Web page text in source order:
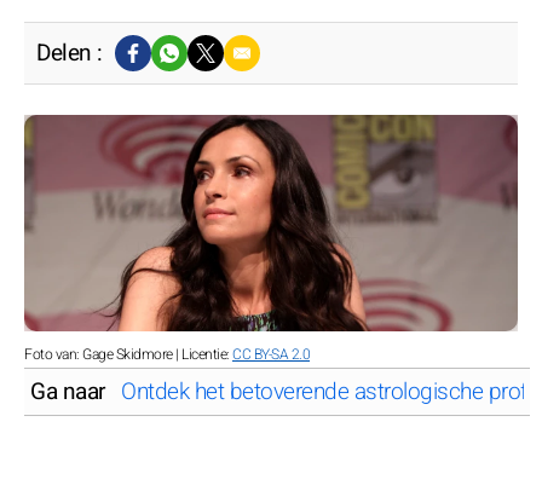
Delen :
Foto van: Gage Skidmore | Licentie:CC BY-SA 2.0
Ga naar Ontdek het betoverende astrologische